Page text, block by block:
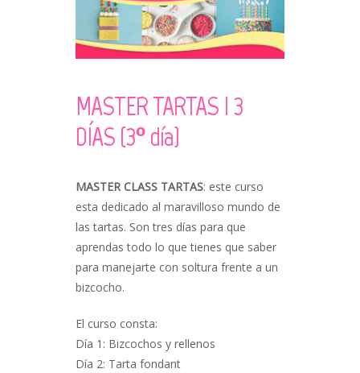
MASTER TARTAS I 3
DÍAS (3º día)
MASTER CLASS TARTAS: este curso
esta dedicado al maravilloso mundo de
las tartas. Son tres días para que
aprendas todo lo que tienes que saber
para manejarte con soltura frente a un
bizcocho.
El curso consta:
Día 1: Bizcochos y rellenos
Día 2: Tarta fondant